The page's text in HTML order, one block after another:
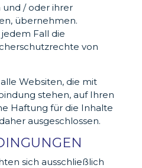
/ oder ihrer
übernehmen.
Fall die
von
Websiten, die mit
stehen, auf Ihren
Haftung für die Inhalte
ausgeschlossen.
sich ausschließlich